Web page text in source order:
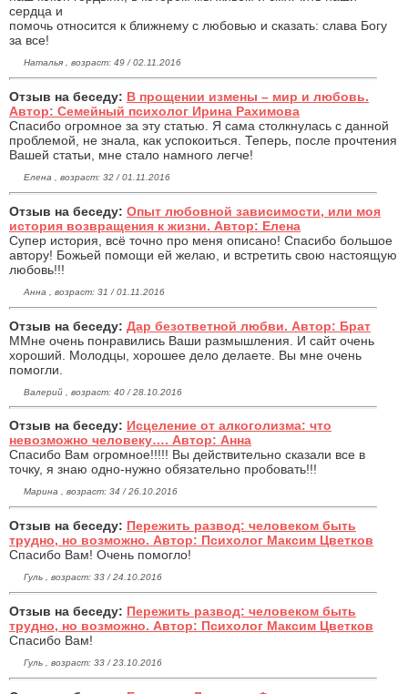
сердца и
помочь относится к ближнему с любовью и сказать: слава Богу
за все!
Наталья , возраст: 49 / 02.11.2016
Отзыв на беседу: В прощении измены – мир и любовь.
Автор: Семейный психолог Ирина Рахимова
Спасибо огромное за эту статью. Я сама столкнулась с данной
проблемой, не знала, как успокоиться. Теперь, после прочтения
Вашей статьи, мне стало намного легче!
Елена , возраст: 32 / 01.11.2016
Отзыв на беседу: Опыт любовной зависимости, или моя
история возвращения к жизни. Автор: Елена
Супер история, всё точно про меня описано! Спасибо большое
автору! Божьей помощи ей желаю, и встретить свою настоящую
любовь!!!
Анна , возраст: 31 / 01.11.2016
Отзыв на беседу: Дар безответной любви. Автор: Брат
ММне очень понравились Ваши размышления. И сайт очень
хороший. Молодцы, хорошее дело делаете. Вы мне очень
помогли.
Валерий , возраст: 40 / 28.10.2016
Отзыв на беседу: Исцеление от алкоголизма: что
невозможно человеку…. Автор: Анна
Спасибо Вам огромное!!!!! Вы действительно сказали все в
точку, я знаю одно-нужно обязательно пробовать!!!
Марина , возраст: 34 / 26.10.2016
Отзыв на беседу: Пережить развод: человеком быть
трудно, но возможно. Автор: Психолог Максим Цветков
Спасибо Вам! Очень помогло!
Гуль , возраст: 33 / 24.10.2016
Отзыв на беседу: Пережить развод: человеком быть
трудно, но возможно. Автор: Психолог Максим Цветков
Спасибо Вам!
Гуль , возраст: 33 / 23.10.2016